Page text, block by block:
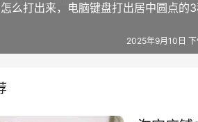
么打出来，电脑键盘打出居中圆点的
2025年9月10日 下